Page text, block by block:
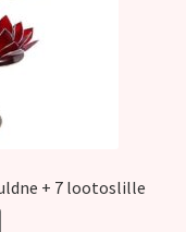
+ 7 lootoslille